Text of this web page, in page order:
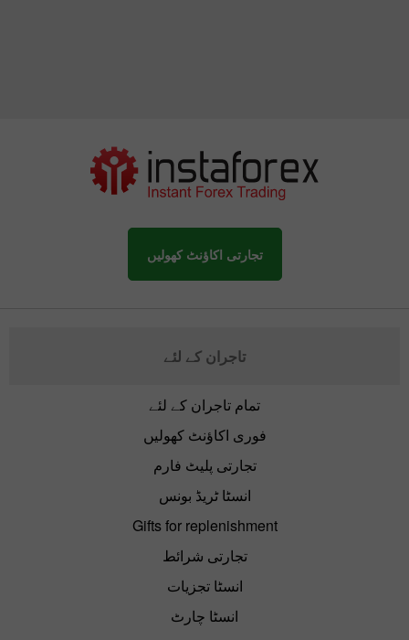
تجارتی اکاؤنٹ کھولیں
تاجران کے لئے
تمام تاجران کے لئے
فوری اکاؤنٹ کھولیں
تجارتی پلیٹ فارم
انسٹا ٹریڈ بونس
Gifts for replenishment
تجارتی شرائط
انسٹا تجزیات
انسٹا چارٹ